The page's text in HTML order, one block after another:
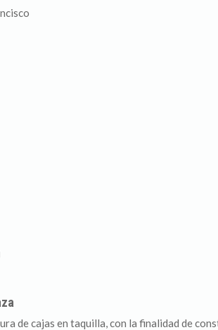
de cajas en taquilla, con la finalidad de